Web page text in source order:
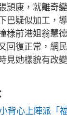
頴康，就離奇
巴疑似加工，
樣前港姐翁慧
回復正常，網
見她樣貌有改
背心上陣派「